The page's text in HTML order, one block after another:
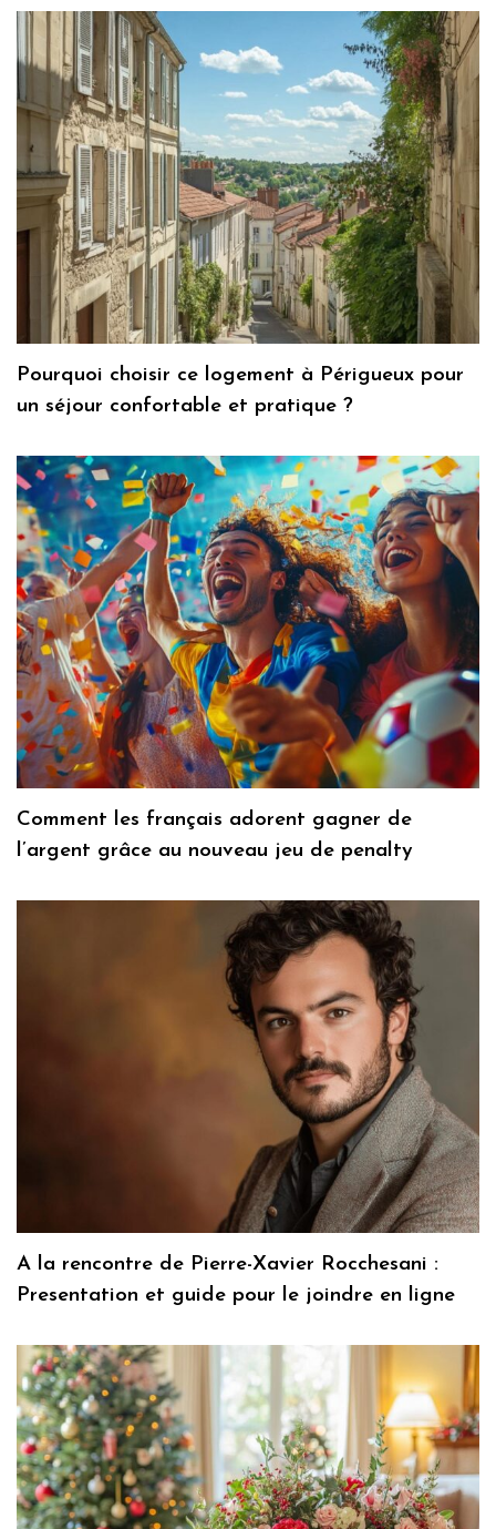
Pourquoi choisir ce logement à Périgueux pour
un séjour confortable et pratique ?
Comment les français adorent gagner de
l’argent grâce au nouveau jeu de penalty
A la rencontre de Pierre-Xavier Rocchesani :
Presentation et guide pour le joindre en ligne